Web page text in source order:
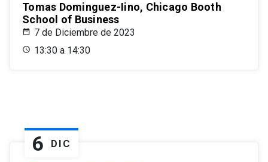
Tomas Dominguez-Iino, Chicago Booth
School of Business
7 de Diciembre de 2023
13:30 a 14:30
6 DIC